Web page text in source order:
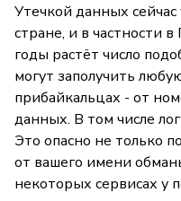
Утечкой данных
стране, и в частности
годы растёт число
могут заполучить
прибайкальцах - от
данных. В том числе
Это опасно не только
от вашего имени
некоторых сервисах у